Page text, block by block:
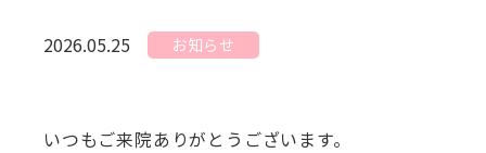
2026.05.25 お知らせ
いつもご来院ありがとうございます。